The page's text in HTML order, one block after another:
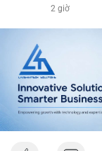
📰 Nguồn: CoinDesk
2 giờ